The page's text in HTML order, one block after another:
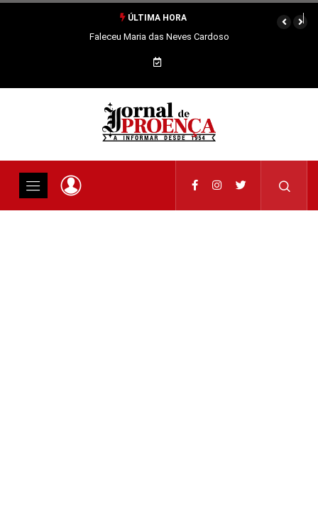
ÚLTIMA HORA
Faleceu Maria das Neves Cardoso